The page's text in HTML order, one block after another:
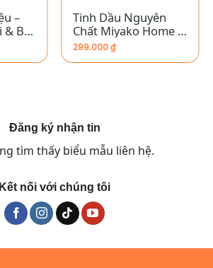
–
Bạc
Tinh Dầu Nguyên
Chất Miyako Home –
Ma Kết
299.000 ₫
Đăng ký nhận tin
tìm thấy biểu mẫu liên hệ.
Kết nối với chúng tôi